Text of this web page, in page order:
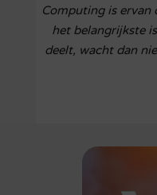
Computing is ervan
het belangrijkste
deelt, wacht dan